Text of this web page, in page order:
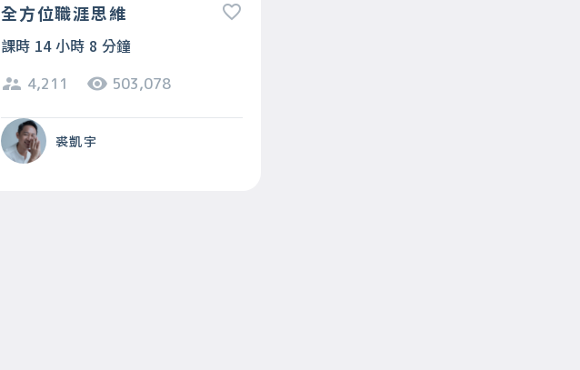
全方位職涯思維
課時 14 小時 8 分鐘
4,211 503,078
裘凱宇